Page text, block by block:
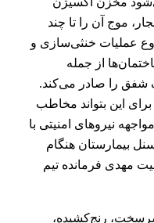
موج آن را تا چند
عملیات خنثی‌سازی و
از جمله
شفق را صادر می‌کند.
این بتواند مخاطب
نیروهای امنیتی با
بیمارستان هنگام
مهدی فرمانده تیم
رنج‌کشیده،